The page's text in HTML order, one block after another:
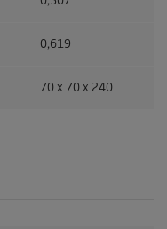
0,619
70 x 70 x 240